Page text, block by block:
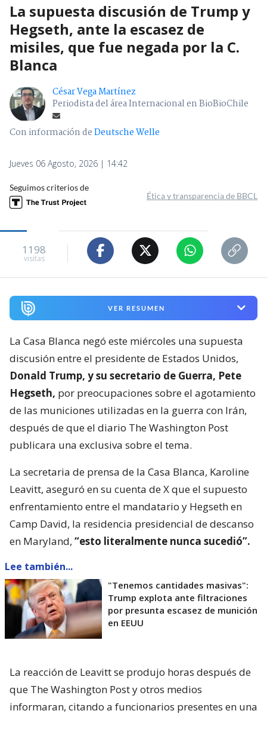
La supuesta discusión de Trump y
Hegseth, ante la escasez de
misiles, que fue negada por la C.
Blanca
César Vega Martínez
Periodista del área Internacional en BioBioChile
Con información deDeutsche Welle
Jueves 06 Agosto, 2026 | 14:42
Seguimos criterios de
Ética y transparencia de BBCL
1198
visitas
VER RESUMEN
La Casa Blanca negó este miércoles una supuesta
discusión entre el presidente de Estados Unidos,
Donald Trump, y su secretario de Guerra, Pete
Hegseth, por preocupaciones sobre el agotamiento
de las municiones utilizadas en la guerra con Irán,
después de que el diario The Washington Post
publicara una exclusiva sobre el tema.
La secretaria de prensa de la Casa Blanca, Karoline
Leavitt, aseguró en su cuenta de X que el supuesto
enfrentamiento entre el mandatario y Hegseth en
Camp David, la residencia presidencial de descanso
en Maryland, “esto literalmente nunca sucedió”.
Lee también...
"Tenemos cantidades masivas":
Trump explota ante filtraciones
por presunta escasez de munición
en EEUU
La reacción de Leavitt se produjo horas después de
que The Washington Post y otros medios
informaran, citando a funcionarios presentes en una